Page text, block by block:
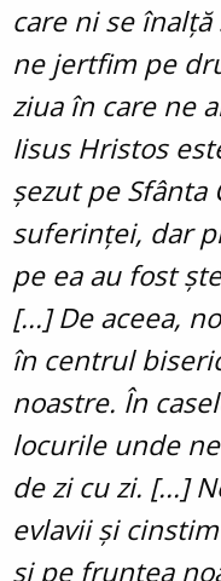
care ni se
ne jertfim pe
ziua în care ne
Iisus Hristos
șezut pe Sfânta
suferinței, dar
pe ea au fost
[...] De aceea,
în centrul
noastre. În
locurile unde
de zi cu zi. [...]
evlavii și
și pe fruntea